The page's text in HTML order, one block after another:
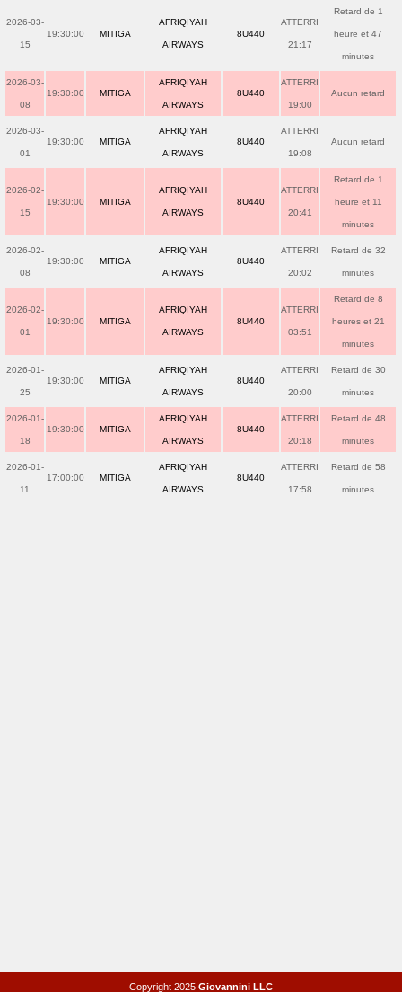
2026-03-
15
19:30:00 MITIGA
AFRIQIYAH
AIRWAYS
8U440
ATTERRI
21:17
Retard de 1
heure et 47
minutes
2026-03-
08
19:30:00 MITIGA
AFRIQIYAH
AIRWAYS
8U440
ATTERRI
19:00
Aucun retard
2026-03-
01
19:30:00 MITIGA
AFRIQIYAH
AIRWAYS
8U440
ATTERRI
19:08
Aucun retard
2026-02-
15
19:30:00 MITIGA
AFRIQIYAH
AIRWAYS
8U440
ATTERRI
20:41
Retard de 1
heure et 11
minutes
2026-02-
08
19:30:00 MITIGA
AFRIQIYAH
AIRWAYS
8U440
ATTERRI
20:02
Retard de 32
minutes
2026-02-
01
19:30:00 MITIGA
AFRIQIYAH
AIRWAYS
8U440
ATTERRI
03:51
Retard de 8
heures et 21
minutes
2026-01-
25
19:30:00 MITIGA
AFRIQIYAH
AIRWAYS
8U440
ATTERRI
20:00
Retard de 30
minutes
2026-01-
18
19:30:00 MITIGA
AFRIQIYAH
AIRWAYS
8U440
ATTERRI
20:18
Retard de 48
minutes
2026-01-
11
17:00:00 MITIGA
AFRIQIYAH
AIRWAYS
8U440
ATTERRI
17:58
Retard de 58
minutes
Copyright 2025 Giovannini LLC